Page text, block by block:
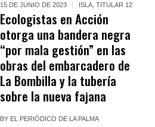
15 DE JUNIO DE 2023 ISLA ,TITULAR 12
Ecologistas en Acción
otorga una bandera negra
“por mala gestión” en las
obras del embarcadero de
La Bombilla y la tubería
sobre la nueva fajana
BY EL PERIÓDICO DE LA PALMA